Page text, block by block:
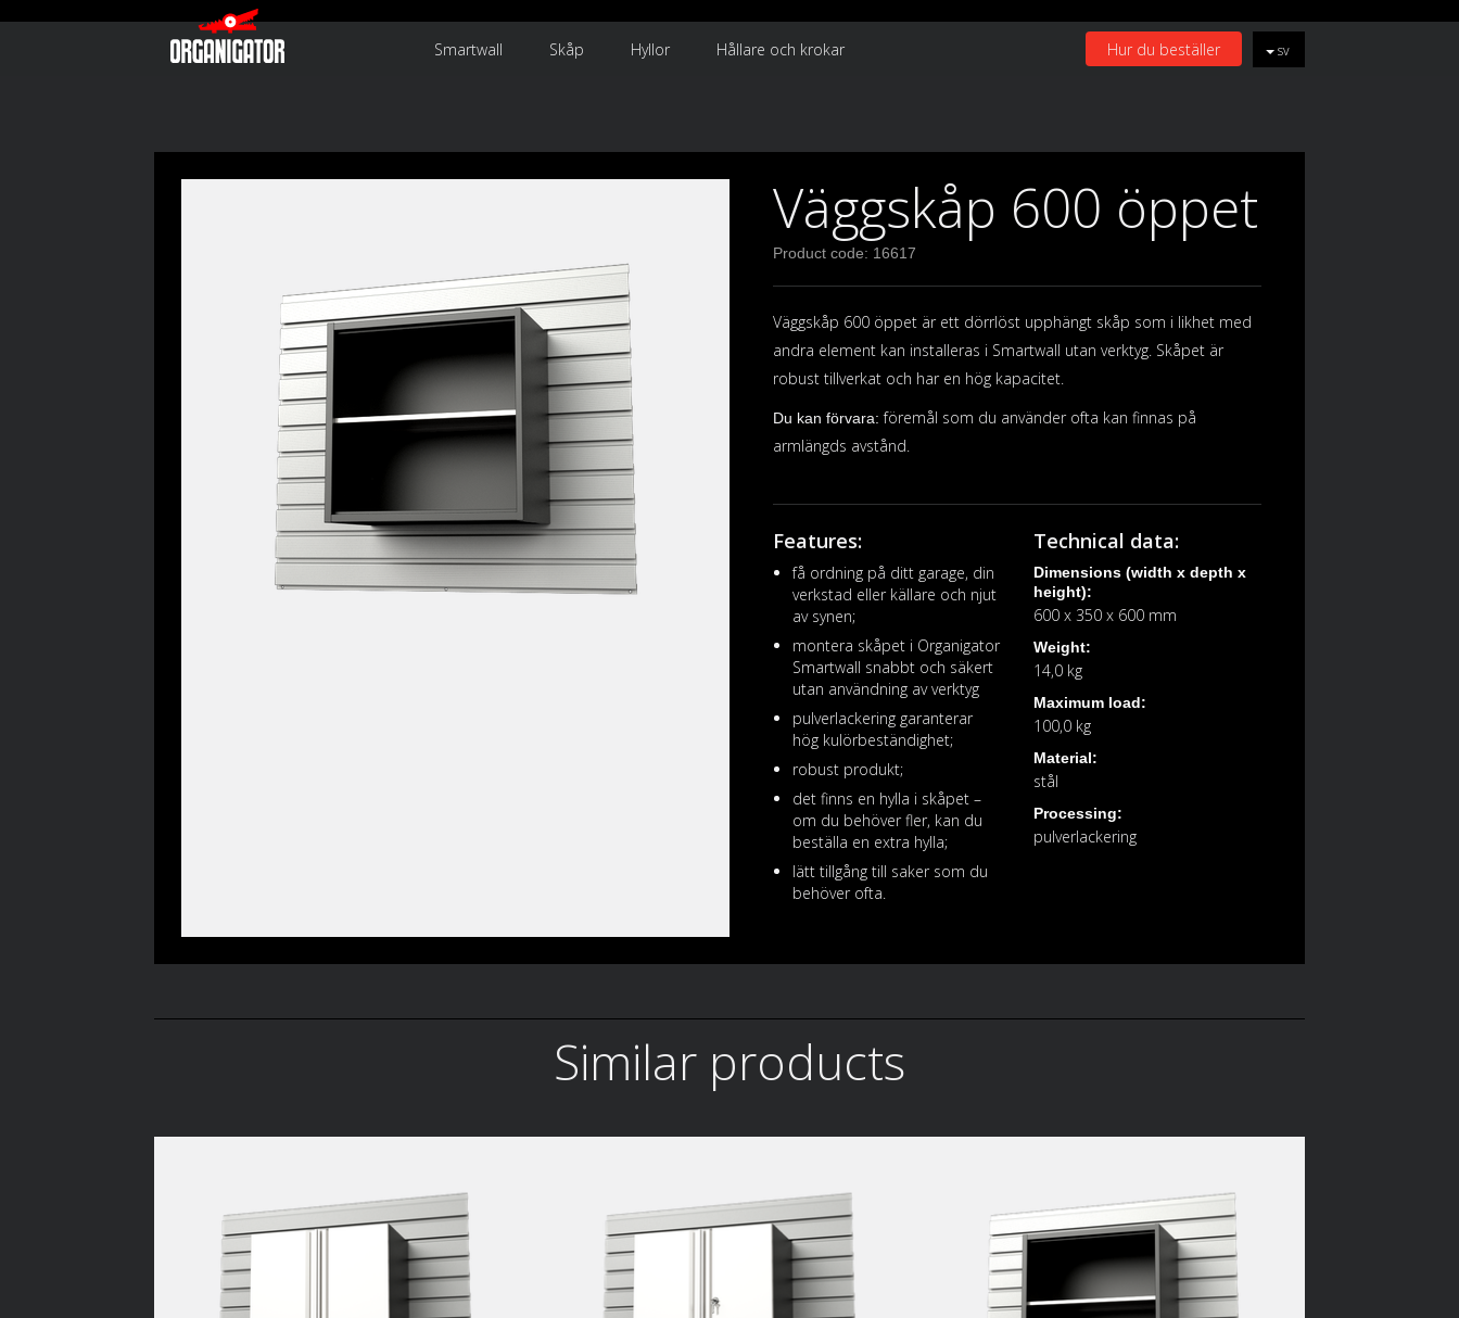
Smartwall Skåp Hyllor Hållare och krokar Hur du beställer sv
Väggskåp 600 öppet
Product code: 16617
Väggskåp 600 öppet är ett dörrlöst upphängt skåp som i likhet med
andra element kan installeras i Smartwall utan verktyg. Skåpet är
robust tillverkat och har en hög kapacitet.
Du kan förvara: föremål som du använder ofta kan finnas på
armlängds avstånd.
Features:
få ordning på ditt garage, din
verkstad eller källare och njut
av synen;
montera skåpet i Organigator
Smartwall snabbt och säkert
utan användning av verktyg
pulverlackering garanterar
hög kulörbeständighet;
robust produkt;
det finns en hylla i skåpet –
om du behöver fler, kan du
beställa en extra hylla;
lätt tillgång till saker som du
behöver ofta.
Technical data:
Dimensions (width x depth x
height):
600 x 350 x 600 mm
Weight:
14,0 kg
Maximum load:
100,0 kg
Material:
stål
Processing:
pulverlackering
Similar products